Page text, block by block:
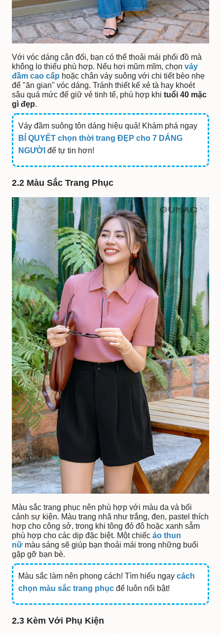
Với vóc dáng cân đối, bạn có thể thoải mái phối đồ mà
không lo thiếu phù hợp. Nếu hơi mũm mĩm, chọn váy
đầm cao cấp hoặc chân váy suông với chi tiết bèo nhẹ
để "ăn gian" vóc dáng. Tránh thiết kế xẻ tà hay khoét
sâu quá mức để giữ vẻ tinh tế, phù hợp khi tuổi 40 mặc
gì đẹp.
Váy đầm suông tôn dáng hiệu quả! Khám phá ngay
BÍ QUYẾT chọn thời trang ĐẸP cho 7 DÁNG
NGƯỜI để tự tin hơn!
2.2 Màu Sắc Trang Phục
Màu sắc trang phục nên phù hợp với màu da và bối
cảnh sự kiện. Màu trang nhã như trắng, đen, pastel thích
hợp cho công sở, trong khi tông đỏ đô hoặc xanh sẫm
phù hợp cho các dịp đặc biệt. Một chiếc áo thun
nữ màu sáng sẽ giúp bạn thoải mái trong những buổi
gặp gỡ bạn bè.
Màu sắc làm nên phong cách! Tìm hiểu ngaycách
chọn màu sắc trang phục để luôn nổi bật!
2.3 Kèm Với Phụ Kiện